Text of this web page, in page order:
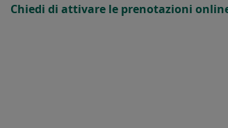
Chiedi di attivare le prenotazioni